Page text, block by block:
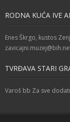
RODNA KUĆA IVE
Enes Škrgo, kustos
TVRĐAVA STARI
Varoš bb Za sve